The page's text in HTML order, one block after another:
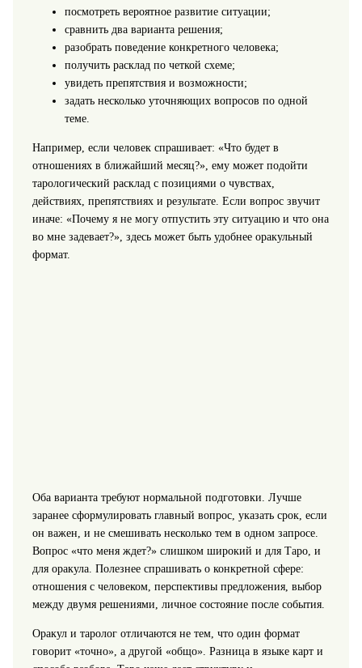
посмотреть вероятное развитие ситуации;
сравнить два варианта решения;
разобрать поведение конкретного человека;
получить расклад по четкой схеме;
увидеть препятствия и возможности;
задать несколько уточняющих вопросов по одной
теме.
Например, если человек спрашивает: «Что будет в
отношениях в ближайший месяц?», ему может подойти
тарологический расклад с позициями о чувствах,
действиях, препятствиях и результате. Если вопрос звучит
иначе: «Почему я не могу отпустить эту ситуацию и что она
во мне задевает?», здесь может быть удобнее оракульный
формат.
Оба варианта требуют нормальной подготовки. Лучше
заранее сформулировать главный вопрос, указать срок, если
он важен, и не смешивать несколько тем в одном запросе.
Вопрос «что меня ждет?» слишком широкий и для Таро, и
для оракула. Полезнее спрашивать о конкретной сфере:
отношения с человеком, перспективы предложения, выбор
между двумя решениями, личное состояние после события.
Оракул и таролог отличаются не тем, что один формат
говорит «точно», а другой «общо». Разница в языке карт и